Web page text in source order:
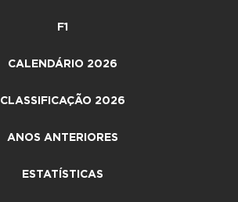
F1
CALENDÁRIO 2026
CLASSIFICAÇÃO 2026
ANOS ANTERIORES
ESTATÍSTICAS